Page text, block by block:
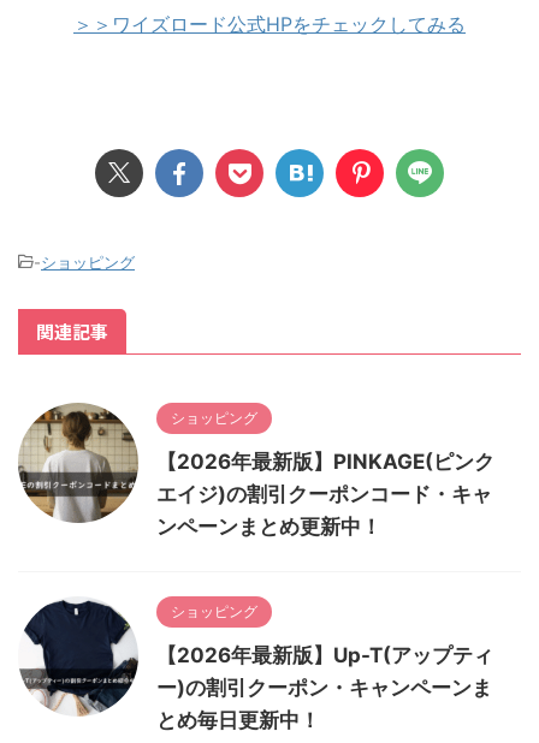
＞＞ワイズロード公式HPをチェックしてみる
-ショッピング
関連記事
ショッピング
【2026年最新版】PINKAGE(ピンク
エイジ)の割引クーポンコード・キャ
ンペーンまとめ更新中！
ショッピング
【2026年最新版】Up-T(アップティ
ー)の割引クーポン・キャンペーンま
とめ毎日更新中！